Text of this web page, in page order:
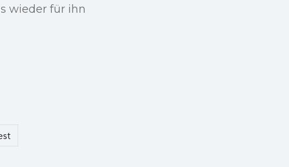
wieder für ihn